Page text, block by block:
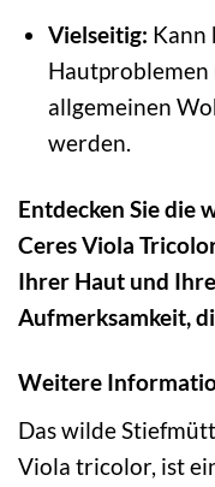
Vielseitig: Kann
allgemeinen
werden.
Entdecken Sie die
Ceres Viola
Ihrer Haut und
Aufmerksamkeit,
Weitere
Das wilde
Viola tricolor, ist